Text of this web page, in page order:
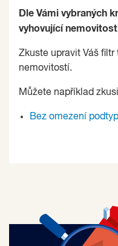
Dle Vámi vybraných
vyhovující
Zkuste upravit Váš
nemovitostí.
Můžete například
Bez omezení